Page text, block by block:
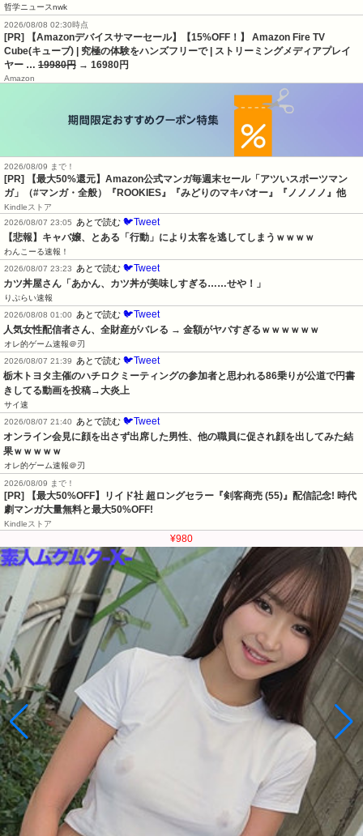
哲学ニュースnwk
2026/08/08 02:30時点
[PR] 【Amazonデバイスサマーセール】【15%OFF！】 Amazon Fire TV
Cube(キューブ) | 究極の体験をハンズフリーで | ストリーミングメディアプレイ
ヤー … 19980円 → 16980円
Amazon
2026/08/09 まで！
[PR]
【最大50%還元】Amazon公式マンガ毎週末セール「アツいスポーツマン
ガ」（#マンガ・全般）『ROOKIES』『みどりのマキバオー』『ノノノノ』他
Kindleストア
2026/08/07 23:05
あとで読む 🐦Tweet
【悲報】キャバ嬢、とある「行動」により太客を逃してしまうｗｗｗｗ
わんこーる速報！
2026/08/07 23:23
あとで読む 🐦Tweet
カツ丼屋さん「あかん、カツ丼が美味しすぎる……せや！」
りぷらい速報
2026/08/08 01:00
あとで読む 🐦Tweet
人気女性配信者さん、全財産がバレる → 金額がヤバすぎるｗｗｗｗｗｗ
オレ的ゲーム速報＠刃
2026/08/07 21:39
あとで読む 🐦Tweet
栃木トヨタ主催のハチロクミーティングの参加者と思われる86乗りが公道で円書
きしてる動画を投稿→大炎上
サイ速
2026/08/07 21:40
あとで読む 🐦Tweet
オンライン会見に顔を出さず出席した男性、他の職員に促され顔を出してみた結
果ｗｗｗｗｗ
オレ的ゲーム速報＠刃
2026/08/09 まで！
[PR] 【最大50%OFF】リイド社 超ロングセラー『剣客商売 (55)』配信記念! 時代
劇マンガ大量無料と最大50%OFF!
Kindleストア
¥980